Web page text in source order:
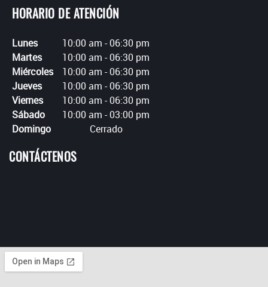
HORARIO DE ATENCIÓN
Lunes 10:00 am -06:30 pm
Martes
10:00 am -06:30 pm
Miércoles
10:00 am -06:30 pm
Jueves
10:00 am -06:30 pm
Viernes
10:00 am -06:30 pm
Sábado
10:00 am -03:00 pm
Domingo
Cerrado
CONTÁCTENOS